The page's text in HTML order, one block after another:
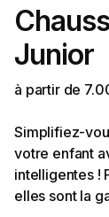
Junior
à partir de
Simplifiez-
votre enfant
intelligentes !
elles sont la